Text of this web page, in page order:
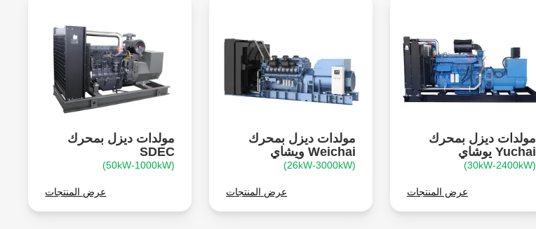
مولدات ديزل بمحرك
Yuchai يوشاي
(30kW-2400kW)
عرض المنتجات
مولدات ديزل بمحرك
Weichai ويشاي
(26kW-3000kW)
عرض المنتجات
مولدات ديزل بمحرك
SDEC
(50kW-1000kW)
عرض المنتجات